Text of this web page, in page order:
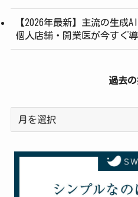
【2026年最新】主流の生成
個人店舗・開業医が今すぐ
過去
投